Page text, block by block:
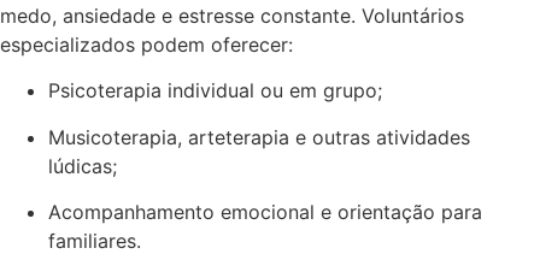
medo, ansiedade e estresse constante. Voluntários
especializados podem oferecer:
Psicoterapia individual ou em grupo;
Musicoterapia, arteterapia e outras atividades
lúdicas;
Acompanhamento emocional e orientação para
familiares.